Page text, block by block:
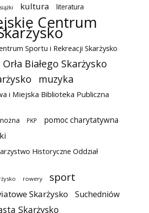
kultura literatura
Centrum
Sportu i Rekreacji Skarżysko
Białego Skarżysko
muzyka
i Miejska Biblioteka Publiczna
PKP
pomoc charytatywna
Historyczne Oddział
rowery sport
Skarżysko Suchedniów
Skarżysko